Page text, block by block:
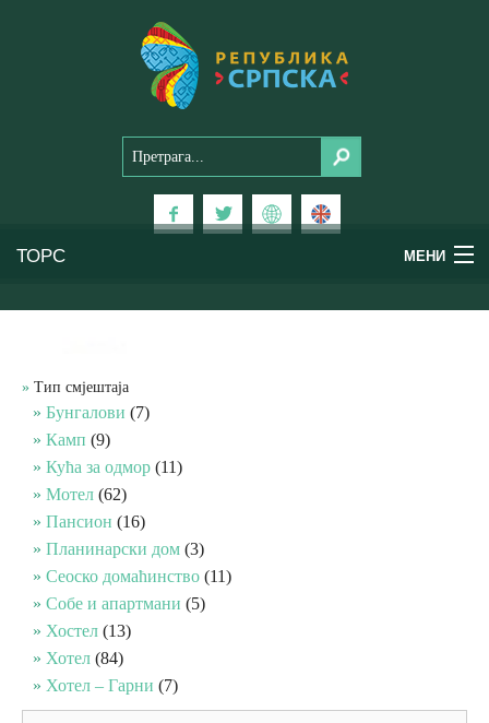
ТОРС МЕНИ
Планински туризам
Бањски туризам
Вјерски туризам
Авантура
Еко туризам
Тип смјештаја
Бунгалови (7)
Камп (9)
Кућа за одмор (11)
Мотел (62)
Пансион (16)
Планинарски дом (3)
Сеоско домаћинство (11)
Собе и апартмани (5)
Хостел (13)
Хотел (84)
Хотел – Гарни (7)